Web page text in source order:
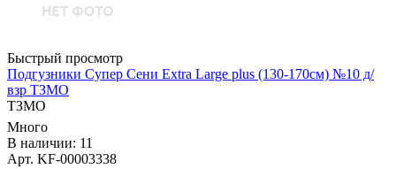
Быстрый просмотр
Подгузники Супер Сени Extra Large plus (130-170см) №10 д/
взр ТЗМО
ТЗМО
Много
В наличии: 11
Арт. KF-00003338